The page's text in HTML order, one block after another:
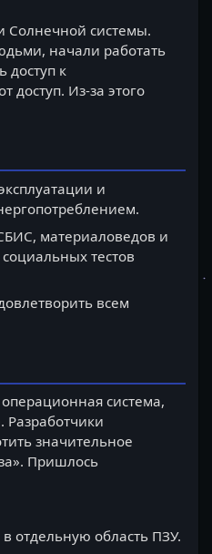
Солнечной системы.
начали работать
доступ к
доступ. Из-за этого
и
материаловедов и
тестов
всем
система,
значительное
Пришлось
отдельную область ПЗУ.